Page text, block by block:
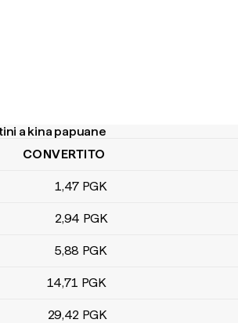
a kina papuane
a kina papuane
CONVERTITO
1,47 PGK
2,94 PGK
5,88 PGK
14,71 PGK
29,42 PGK